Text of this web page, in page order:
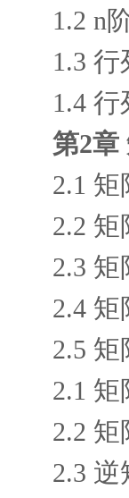
1.2 n
1.3 行
1.4
第2章
2.1
2.2
2.3
2.4
2.5
2.1 矩
2.2 矩
2.3 逆